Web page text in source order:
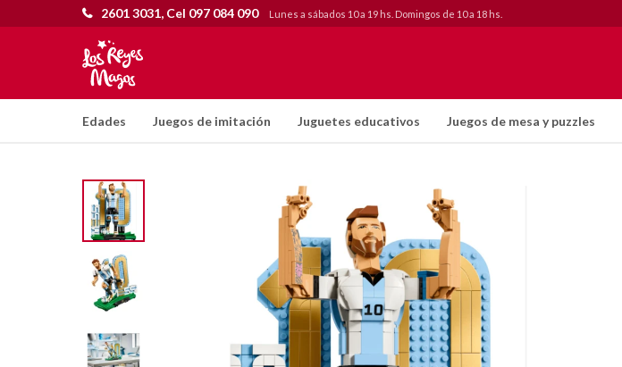
Edades Juegos de imitación Juguetes educativos Juegos de mesa y puzzles
2601 3031, Cel 097 084 090 Lunes a sábados 10 a 19 hs. Domingos de 10 a 18 hs.